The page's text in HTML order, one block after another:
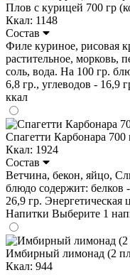
Плов с курицей 700 гр
Ккал: 1148
Состав
Филе куриное, рисовая
растительное, морковь,
соль, вода. На 100 гр.
6,8 гр., углеводов - 16,9
ккал
Спагетти Карбонара 700
Ккал: 1924
Состав
Ветчина, бекон, яйцо,
блюдо содержит: белков
26,9 гр. Энергетическая
Напитки Выберите 1
Имбирный лимонад (2
Ккал: 944